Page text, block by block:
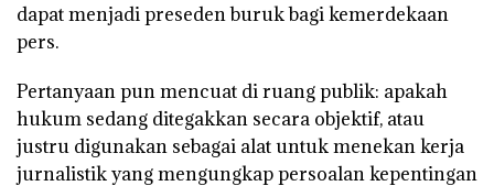
dapat menjadi preseden buruk bagi kemerdekaan
pers.
Pertanyaan pun mencuat di ruang publik: apakah
hukum sedang ditegakkan secara objektif, atau
justru digunakan sebagai alat untuk menekan kerja
jurnalistik yang mengungkap persoalan kepentingan